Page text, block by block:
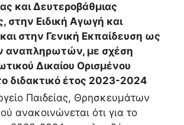
και Δευτεροβάθμιας
στην Ειδική Αγωγή και
στην Γενική Εκπαίδευση ως
αναπληρωτών, με σχέση
Δικαίου Ορισμένου
διδακτικό έτος 2023-2024
Παιδείας, Θρησκευμάτων
ανακοινώνεται ότι για το